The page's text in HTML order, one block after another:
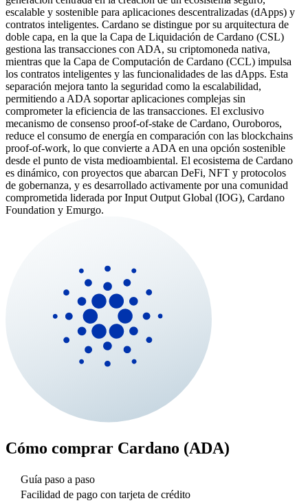
escalable y sostenible para aplicaciones descentralizadas (dApps) y
contratos inteligentes. Cardano se distingue por su arquitectura de
doble capa, en la que la Capa de Liquidación de Cardano (CSL)
gestiona las transacciones con ADA, su criptomoneda nativa,
mientras que la Capa de Computación de Cardano (CCL) impulsa
los contratos inteligentes y las funcionalidades de las dApps. Esta
separación mejora tanto la seguridad como la escalabilidad,
permitiendo a ADA soportar aplicaciones complejas sin
comprometer la eficiencia de las transacciones. El exclusivo
mecanismo de consenso proof-of-stake de Cardano, Ouroboros,
reduce el consumo de energía en comparación con las blockchains
proof-of-work, lo que convierte a ADA en una opción sostenible
desde el punto de vista medioambiental. El ecosistema de Cardano
es dinámico, con proyectos que abarcan DeFi, NFT y protocolos
de gobernanza, y es desarrollado activamente por una comunidad
comprometida liderada por Input Output Global (IOG), Cardano
Foundation y Emurgo.
Cómo comprar Cardano (ADA)
Guía paso a paso
Facilidad de pago con tarjeta de crédito